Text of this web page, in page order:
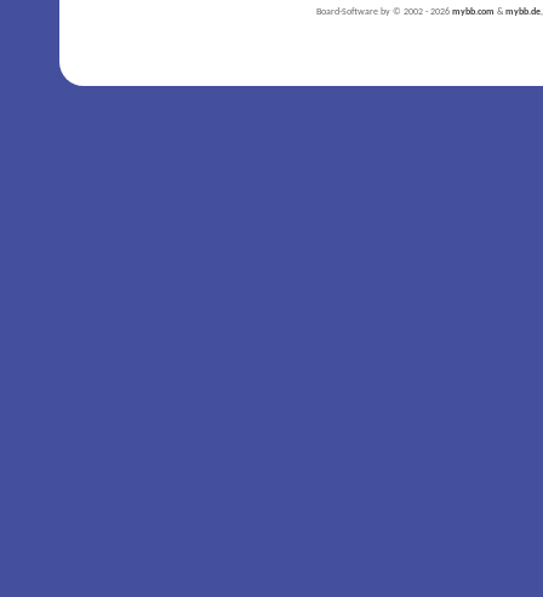
Board-Software by © 2002 - 2026 mybb.com & mybb.de